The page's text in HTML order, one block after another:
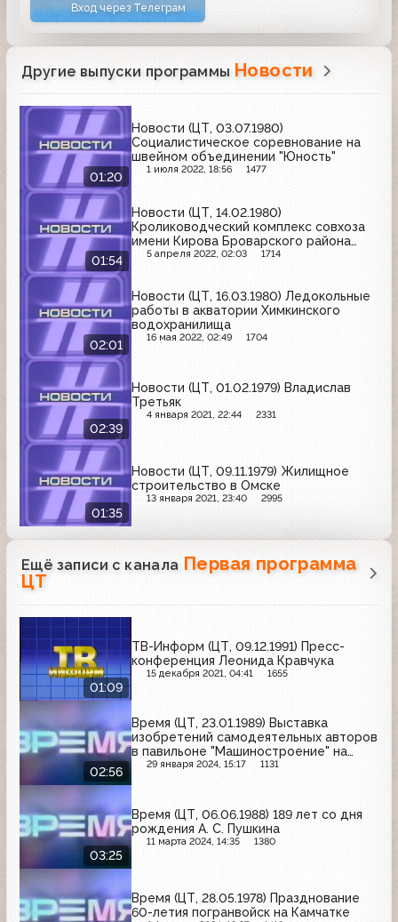
Вход через Телеграм
Другие выпуски программы Новости
01:20
Новости (ЦТ, 03.07.1980)
Социалистическое соревнование на
швейном объединении "Юность"
1 июля 2022, 18:56 1477
01:54
Новости (ЦТ, 14.02.1980)
Кролиководческий комплекс совхоза
имени Кирова Броварского района
Киевской области
5 апреля 2022, 02:03 1714
02:01
Новости (ЦТ, 16.03.1980) Ледокольные
работы в акватории Химкинского
водохранилища
16 мая 2022, 02:49 1704
02:39
Новости (ЦТ, 01.02.1979) Владислав
Третьяк
4 января 2021, 22:44 2331
01:35
Новости (ЦТ, 09.11.1979) Жилищное
строительство в Омске
13 января 2021, 23:40 2995
Ещё записи с канала Первая программа
ЦТ
01:09
ТВ-Информ (ЦТ, 09.12.1991) Пресс-
конференция Леонида Кравчука
15 декабря 2021, 04:41 1655
02:56
Время (ЦТ, 23.01.1989) Выставка
изобретений самодеятельных авторов
в павильоне "Машиностроение" на
ВДНХ
29 января 2024, 15:17 1131
03:25
Время (ЦТ, 06.06.1988) 189 лет со дня
рождения А. С. Пушкина
11 марта 2024, 14:35 1380
Время (ЦТ, 28.05.1978) Празднование
60-летия погранвойск на Камчатке